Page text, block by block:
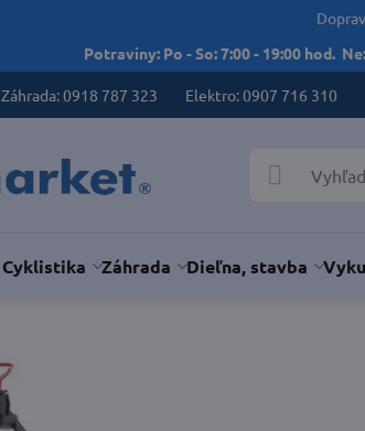
Potraviny: Po - So: 7:00 - 19:00 hod.
Záhrada: 0918 787 323 Elektro: 0907 716 310
Cyklistika Záhrada Dieľna, stavba